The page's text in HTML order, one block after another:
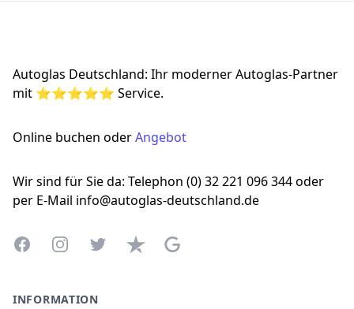
Autoglas Deutschland: Ihr moderner Autoglas-Partner
mit ⭐⭐⭐⭐⭐ Service.
Online buchen oderAngebot
Wir sind für Sie da: Telephon (0) 32 221 096 344 oder
per E-Mail info@autoglas-deutschland.de
FacebookInstagramTwitterTrustpilotGoogle Business Profile
INFORMATION